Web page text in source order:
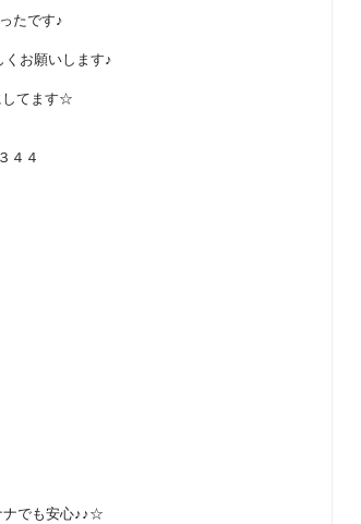
たです♪
くお願いします♪
してます☆
４４
ナでも安心♪♪☆